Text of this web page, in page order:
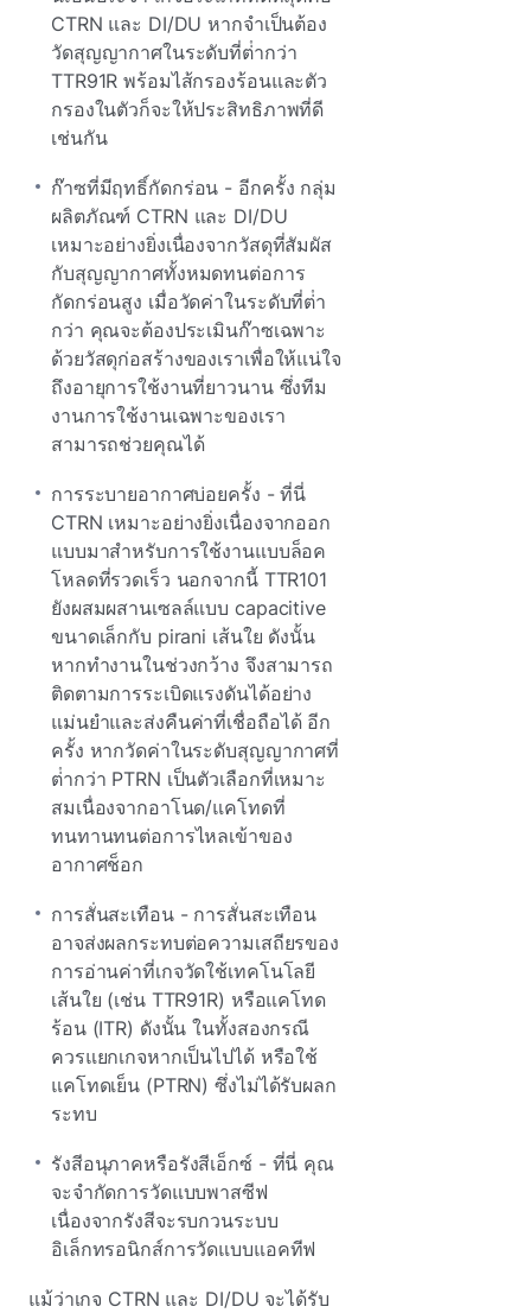
CTRN และ DI/DU หากจําเป็นต้อง
วัดสุญญากาศในระดับที่ต่ํากว่า
TTR91R พร้อมไส้กรองร้อนและตัว
กรองในตัวก็จะให้ประสิทธิภาพที่ดี
เช่นกัน
ก๊าซที่มีฤทธิ์กัดกร่อน - อีกครั้ง กลุ่ม
ผลิตภัณฑ์ CTRN และ DI/DU
เหมาะอย่างยิ่งเนื่องจากวัสดุที่สัมผัส
กับสุญญากาศทั้งหมดทนต่อการ
กัดกร่อนสูง เมื่อวัดค่าในระดับที่ต่ํา
กว่า คุณจะต้องประเมินก๊าซเฉพาะ
ด้วยวัสดุก่อสร้างของเราเพื่อให้แน่ใจ
ถึงอายุการใช้งานที่ยาวนาน ซึ่งทีม
งานการใช้งานเฉพาะของเรา
สามารถช่วยคุณได้
การระบายอากาศบ่อยครั้ง - ที่นี่
CTRN เหมาะอย่างยิ่งเนื่องจากออก
แบบมาสําหรับการใช้งานแบบล็อค
โหลดที่รวดเร็ว นอกจากนี้ TTR101
ยังผสมผสานเซลล์แบบ capacitive
ขนาดเล็กกับ pirani เส้นใย ดังนั้น
หากทํางานในช่วงกว้าง จึงสามารถ
ติดตามการระเบิดแรงดันได้อย่าง
แม่นยําและส่งคืนค่าที่เชื่อถือได้ อีก
ครั้ง หากวัดค่าในระดับสุญญากาศที่
ต่ํากว่า PTRN เป็นตัวเลือกที่เหมาะ
สมเนื่องจากอาโนด/แคโทดที่
ทนทานทนต่อการไหลเข้าของ
อากาศช็อก
การสั่นสะเทือน - การสั่นสะเทือน
อาจส่งผลกระทบต่อความเสถียรของ
การอ่านค่าที่เกจวัดใช้เทคโนโลยี
เส้นใย (เช่น TTR91R) หรือแคโทด
ร้อน (ITR) ดังนั้น ในทั้งสองกรณี
ควรแยกเกจหากเป็นไปได้ หรือใช้
แคโทดเย็น (PTRN) ซึ่งไม่ได้รับผลก
ระทบ
รังสีอนุภาคหรือรังสีเอ็กซ์ - ที่นี่ คุณ
จะจํากัดการวัดแบบพาสซีฟ
เนื่องจากรังสีจะรบกวนระบบ
อิเล็กทรอนิกส์การวัดแบบแอคทีฟ
แม้ว่าเกจ CTRN และ DI/DU จะได้รับ